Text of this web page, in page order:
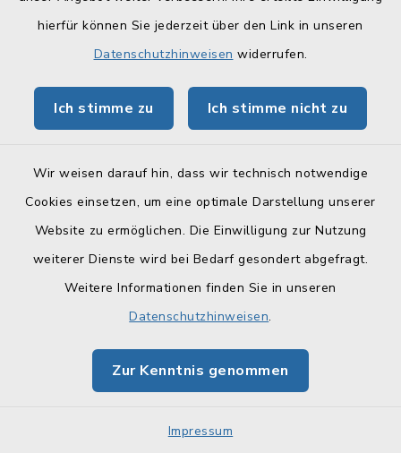
hierfür können Sie jederzeit über den Link in unseren
Datenschutzhinweisen widerrufen.
Ich stimme zu Ich stimme nicht zu
Wir weisen darauf hin, dass wir technisch notwendige
Cookies einsetzen, um eine optimale Darstellung unserer
Website zu ermöglichen. Die Einwilligung zur Nutzung
weiterer Dienste wird bei Bedarf gesondert abgefragt.
Weitere Informationen finden Sie in unseren
Datenschutzhinweisen.
Zur Kenntnis genommen
Impressum
Ortsheimatpflegers
Maulkorbzwang und zur
Anleinpflicht
Hunde; Beantragung einer
Erlaubnis zum Halten eines
Kampfhundes oder eines
Negativzeugnisses
Hundesteuer; An- und